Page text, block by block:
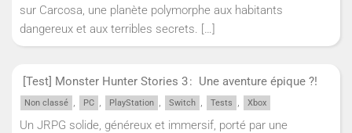
sur Carcosa, une planète polymorphe aux habitants
dangereux et aux terribles secrets. […]
[Test] Monster Hunter Stories 3 : Une aventure épique ?!
Non classé , PC , PlayStation , Switch , Tests , Xbox
Un JRPG solide, généreux et immersif, porté par une